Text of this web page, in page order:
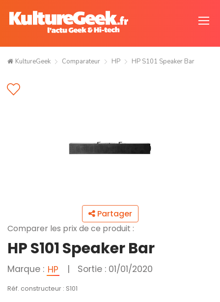
KultureGeek Comparateur HP HP S101 Speaker Bar
Partager
Comparer les prix de ce produit :
HP S101 Speaker Bar
Marque : HP | Sortie : 01/01/2020
Réf. constructeur : S101